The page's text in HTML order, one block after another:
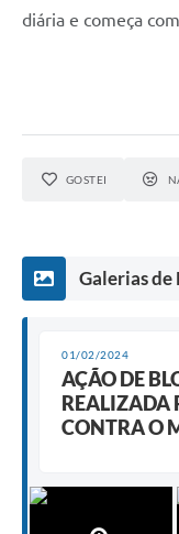
diária e começa
GOSTEI
Galerias
01/02/2024
AÇÃO DE
REALIZADA
CONTRA O